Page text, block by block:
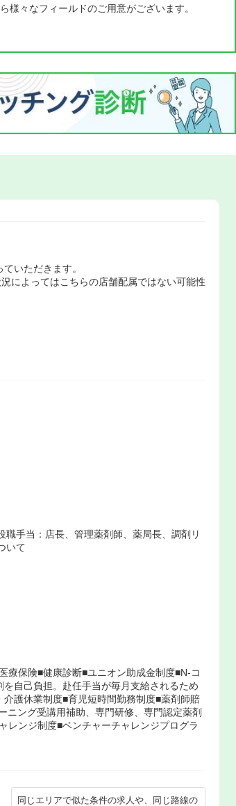
様々なフィールドのご用意がございます。
いただきます。
によってはこちらの店舗配属ではない可能性
手当：店長、管理薬剤師、薬局長、調剤リ
いて
療保険■健康診断■ユニオン助成金制度■N-コ
自己負担。赴任手当が毎月支給されるため
護休業制度■育児短時間勤務制度■薬剤師賠
ニング受講用補助、専門研修、専門認定薬剤
レンジ制度■ベンチャーチャレンジプログラ
同じエリアで似た条件の求人や、同じ路線の